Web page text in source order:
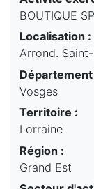
BOUTIQUE
Localisation :
Arrond.
Département
Vosges
Territoire :
Lorraine
Région :
Grand Est